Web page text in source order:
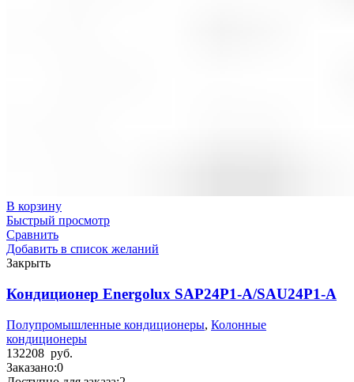
В корзину
Быстрый просмотр
Сравнить
Добавить в список желаний
Закрыть
Кондиционер Energolux SAP24P1-A/SAU24P1-A
Полупромышленные кондиционеры, Колонные
кондиционеры
132208 руб.
Заказано:0